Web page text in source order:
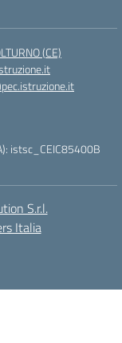
(CE)
istsc_CEIC85400B
S.r.l.
Italia